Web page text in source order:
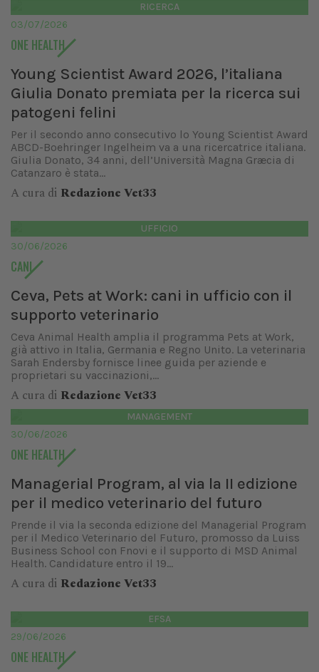
RICERCA
03/07/2026
ONE HEALTH
Young Scientist Award 2026, l’italiana
Giulia Donato premiata per la ricerca sui
patogeni felini
Per il secondo anno consecutivo lo Young Scientist Award
ABCD-Boehringer Ingelheim va a una ricercatrice italiana.
Giulia Donato, 34 anni, dell’Università Magna Græcia di
Catanzaro è stata...
A cura di Redazione Vet33
UFFICIO
30/06/2026
CANI
Ceva, Pets at Work: cani in ufficio con il
supporto veterinario
Ceva Animal Health amplia il programma Pets at Work,
già attivo in Italia, Germania e Regno Unito. La veterinaria
Sarah Endersby fornisce linee guida per aziende e
proprietari su vaccinazioni,...
A cura di Redazione Vet33
MANAGEMENT
30/06/2026
ONE HEALTH
Managerial Program, al via la II edizione
per il medico veterinario del futuro
Prende il via la seconda edizione del Managerial Program
per il Medico Veterinario del Futuro, promosso da Luiss
Business School con Fnovi e il supporto di MSD Animal
Health. Candidature entro il 19...
A cura di Redazione Vet33
EFSA
29/06/2026
ONE HEALTH